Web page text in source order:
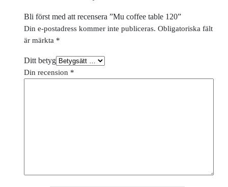
Bli först med att recensera ”Mu coffee table 120”
Din e-postadress kommer inte publiceras. Obligatoriska fält
är märkta *
Ditt betyg
Din recension *